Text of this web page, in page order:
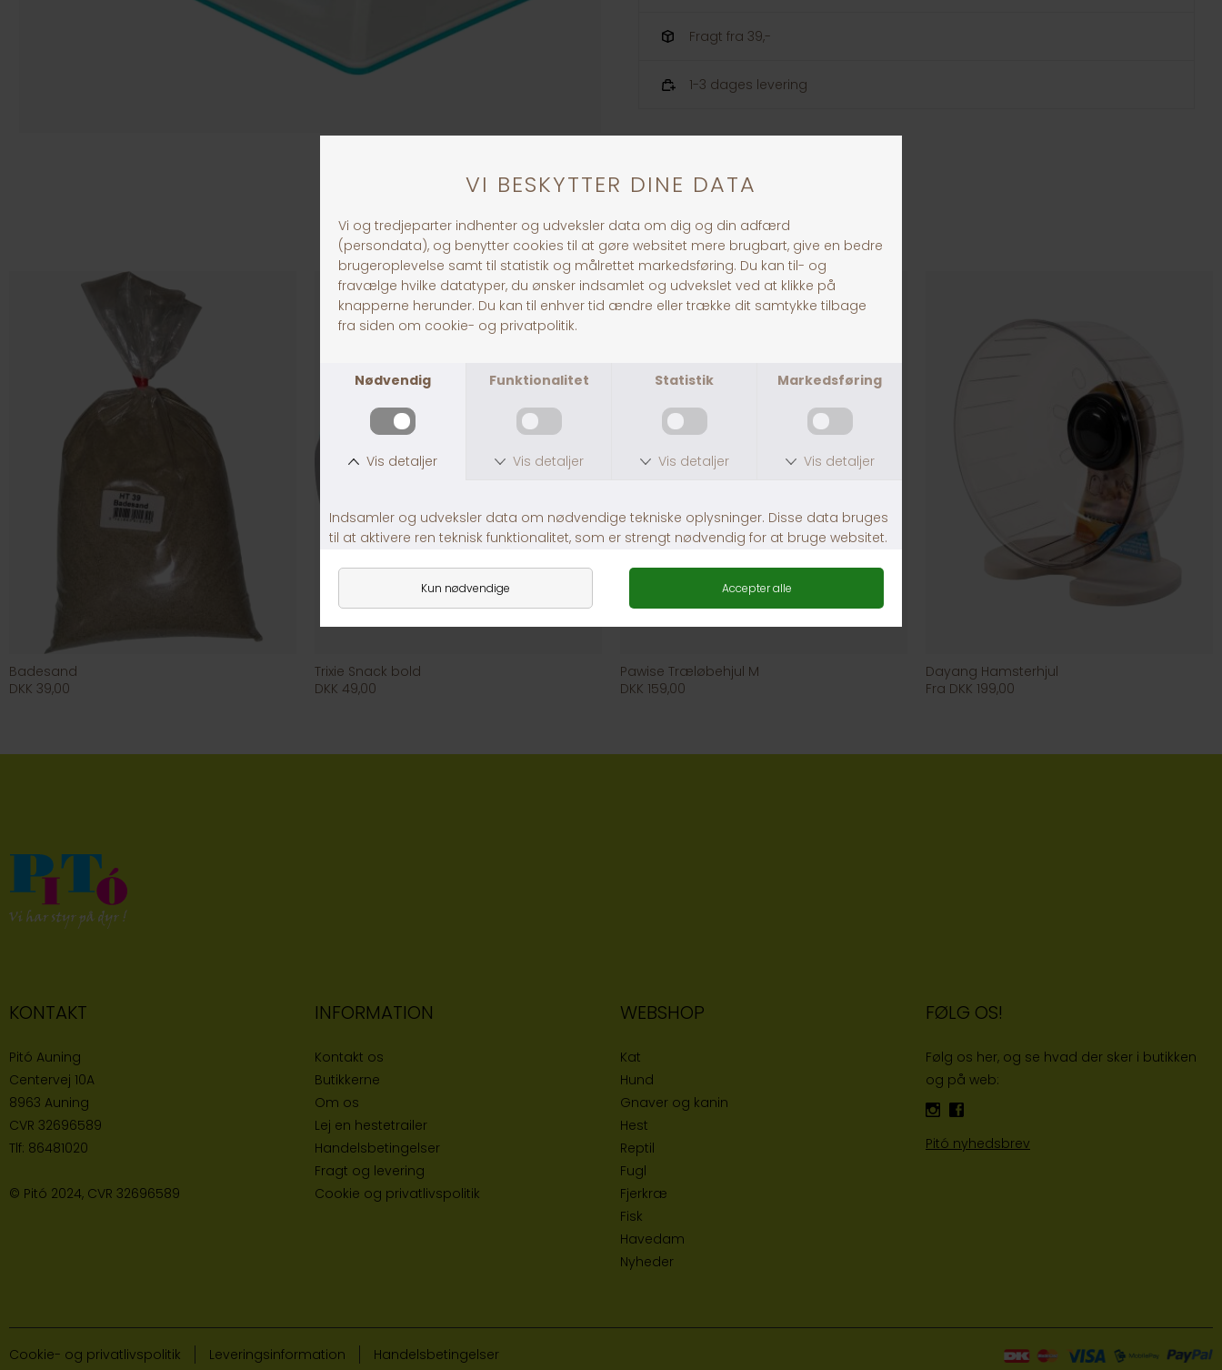
Fragt fra 39,-
1-3 dages levering
ANDRE KØBTE OGSÅ
Badesand
DKK 39,00
Trixie Snack bold
DKK 49,00
Pawise Træløbehjul M
DKK 159,00
Dayang Hamsterhjul
Fra DKK 199,00
KONTAKT
Pitó Auning
Centervej 10A
8963 Auning
CVR 32696589
Tlf: 86481020
© Pitó 2024, CVR 32696589
INFORMATION
Kontakt os
Butikkerne
Om os
Lej en hestetrailer
Handelsbetingelser
Fragt og levering
Cookie og privatlivspolitik
WEBSHOP
Kat
Hund
Gnaver og kanin
Hest
Reptil
Fugl
Fjerkræ
Fisk
Havedam
Nyheder
FØLG OS!
Følg os her, og se hvad der sker i butikken
og på web:
Pitó nyhedsbrev
Cookie- og privatlivspolitik Leveringsinformation Handelsbetingelser